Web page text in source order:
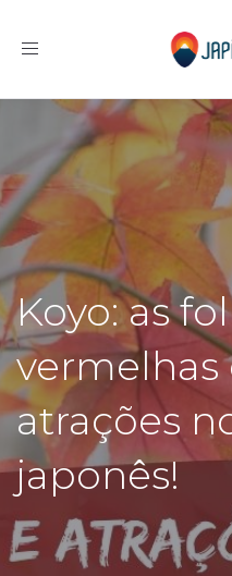
Toggle navigation
Koyo: as
vermelhas
atrações
japonês!